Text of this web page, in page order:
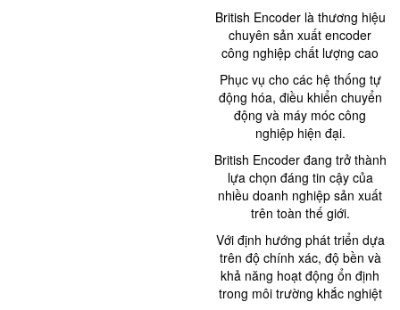
British Encoder là thương hiệu
chuyên sản xuất encoder
công nghiệp chất lượng cao
Phục vụ cho các hệ thống tự
động hóa, điều khiển chuyển
động và máy móc công
nghiệp hiện đại.
British Encoder đang trở thành
lựa chọn đáng tin cậy của
nhiều doanh nghiệp sản xuất
trên toàn thế giới.
Với định hướng phát triển dựa
trên độ chính xác, độ bền và
khả năng hoạt động ổn định
trong môi trường khắc nghiệt